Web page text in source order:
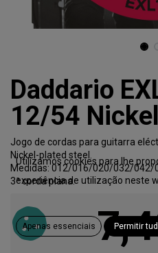
Daddario
12/54
Jogo de cordas para guitarra
Nickel-plated steel.
Medidas: 012/016/020/032/042/
3ª corda plana.
Utilizamos cookies para lhe
experiência de utilização neste
Apenas essenciais Permitir